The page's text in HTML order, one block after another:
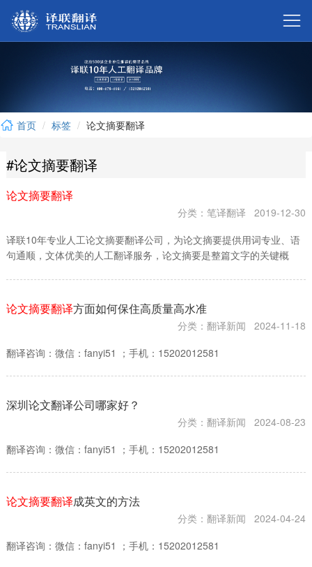




首页 标签 论文摘要翻译
#论文摘要翻译
论文摘要翻译
分类：笔译翻译
2019-12-30
译联10年专业人工论文摘要翻译公司，为论文摘要提供用词专业、语
句通顺，文体优美的人工翻译服务，论文摘要是整篇文字的关键概
论文摘要翻译方面如何保住高质量高水准
分类：翻译新闻
2024-11-18
翻译咨询：微信：fanyi51 ；手机：15202012581
深圳论文翻译公司哪家好？
分类：翻译新闻
2024-08-23
翻译咨询：微信：fanyi51 ；手机：15202012581
论文摘要翻译成英文的方法
分类：翻译新闻
2024-04-24
翻译咨询：微信：fanyi51 ；手机：15202012581